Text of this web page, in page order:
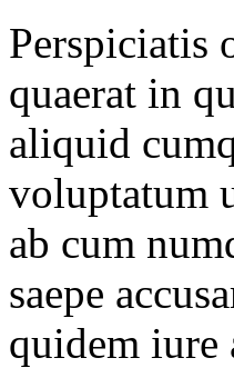
Perspiciatis
quaerat in
aliquid
voluptatum
ab cum
saepe
quidem iure